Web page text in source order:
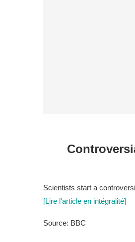
Scientists start a
[Lire l'article en intégralité]
Source: BBC